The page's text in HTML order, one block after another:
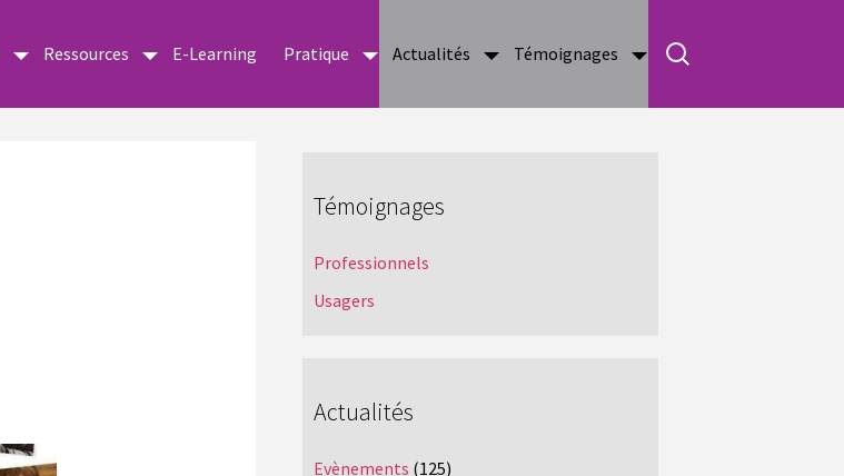
Ressources E-Learning Pratique Actualités Témoignages
Témoignages
Professionnels
Usagers
Actualités
Evènements (125)